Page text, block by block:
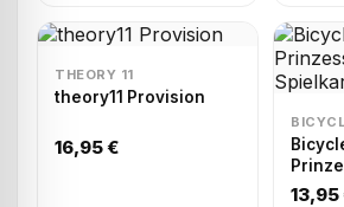
THEORY 11
theory11 Provision
16,95 €
13,95